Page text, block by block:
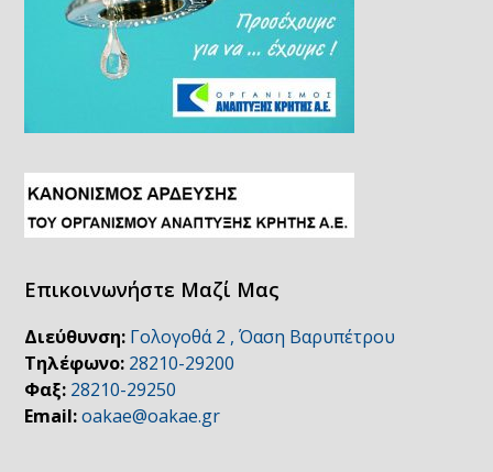
Επικοινωνήστε Μαζί Μας
Διεύθυνση: Γολογοθά 2 , Όαση Βαρυπέτρου
Τηλέφωνο: 28210-29200
Φαξ: 28210-29250
Email: oakae@oakae.gr